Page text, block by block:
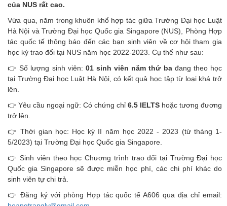
của NUS rất cao.
Vừa qua, năm trong khuôn khổ hợp tác giữa Trường Đại học Luật
Hà Nội và Trường Đại học Quốc gia Singapore (NUS), Phòng Hợp
tác quốc tế thông báo đến các bạn sinh viên về cơ hội tham gia
học kỳ trao đổi tại NUS năm học 2022-2023. Cụ thể như sau:
👉 Số lượng sinh viên: 01 sinh viên năm thứ bađang theo học
tại Trường Đại học Luật Hà Nội, có kết quả học tập từ loại khá trở
lên.
👉 Yêu cầu ngoại ngữ: Có chứng chỉ 6.5 IELTS hoặc tương đương
trở lên.
👉 Thời gian học: Học kỳ II năm học 2022 - 2023 (từ tháng 1-
5/2023) tại Trường Đại học Quốc gia Singapore.
👉 Sinh viên theo học Chương trình trao đổi tại Trường Đại học
Quốc gia Singapore sẽ được miễn học phí, các chi phí khác do
sinh viên tự chi trả.
👉 Đăng ký với phòng Hợp tác quốc tế A606 qua địa chỉ email: